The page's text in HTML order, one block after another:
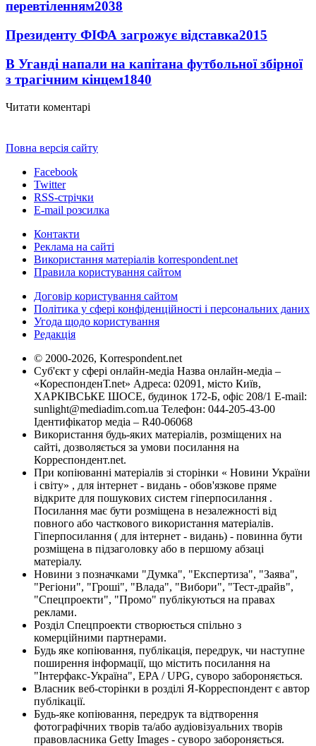
перевтіленням2038
Президенту ФІФА загрожує відставка2015
В Уганді напали на капітана футбольної збірної
з трагічним кінцем1840
Читати коментарі
Повна версія сайту
Facebook
Twitter
RSS-стрічки
E-mail розсилка
Контакти
Реклама на сайті
Використання матеріалів korrespondent.net
Правила користування сайтом
Договір користування сайтом
Політика у сфері конфіденційності і персональних даних
Угода щодо користування
Редакція
© 2000-2026, Korrespondent.net
Суб'єкт у сфері онлайн-медіа Назва онлайн-медіа –
«КореспонденТ.net» Адреса: 02091, місто Київ,
ХАРКІВСЬКЕ ШОСЕ, будинок 172-Б, офіс 208/1 E-mail:
sunlight@mediadim.com.ua Телефон: 044-205-43-00
Ідентифікатор медіа – R40-06068
Використання будь-яких матеріалів, розміщених на
сайті, дозволяється за умови посилання на
Корреспондент.net.
При копіюванні матеріалів зі сторінки « Новини України
і світу» , для інтернет - видань - обов'язкове пряме
відкрите для пошукових систем гіперпосилання .
Посилання має бути розміщена в незалежності від
повного або часткового використання матеріалів.
Гіперпосилання ( для інтернет - видань) - повинна бути
розміщена в підзаголовку або в першому абзаці
матеріалу.
Новини з позначками "Думка", "Експертиза", "Заява",
"Регіони", "Гроші", "Влада", "Вибори", "Тест-драйв",
"Спецпроекти", "Промо" публікуються на правах
реклами.
Розділ Спецпроекти створюється спільно з
комерційними партнерами.
Будь яке копіювання, публікація, передрук, чи наступне
поширення інформації, що містить посилання на
"Інтерфакс-Україна", EPA / UPG, суворо забороняється.
Власник веб-сторінки в розділі Я-Корреспондент є автор
публікації.
Будь-яке копіювання, передрук та відтворення
фотографічних творів та/або аудіовізуальних творів
правовласника Getty Images - суворо забороняється.